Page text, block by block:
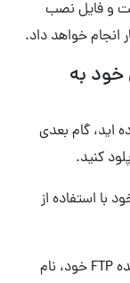
و فایل نصب
انجام خواهد داد.
خود به
اید، گام بعدی
کنید.
با استفاده از
به طور معمول، هنگام وارد کردن سرویس گیرنده FTP خود، نام